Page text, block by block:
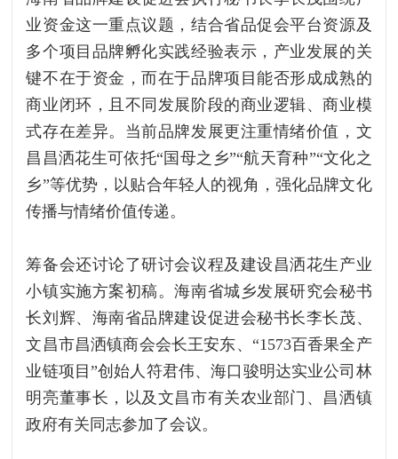
业资金这一重点议题，结合省品促会平台资源及
多个项目品牌孵化实践经验表示，产业发展的关
键不在于资金，而在于品牌项目能否形成成熟的
商业闭环，且不同发展阶段的商业逻辑、商业模
式存在差异。当前品牌发展更注重情绪价值，文
昌昌洒花生可依托“国母之乡”“航天育种”“文化之
乡”等优势，以贴合年轻人的视角，强化品牌文化
传播与情绪价值传递。
筹备会还讨论了研讨会议程及建设昌洒花生产业
小镇实施方案初稿。海南省城乡发展研究会秘书
长刘辉、海南省品牌建设促进会秘书长李长茂、
文昌市昌洒镇商会会长王安东、“1573百香果全产
业链项目”创始人符君伟、海口骏明达实业公司林
明亮董事长，以及文昌市有关农业部门、昌洒镇
政府有关同志参加了会议。